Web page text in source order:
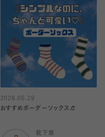
2026.05.29
おすすめボーダーソックス👒
靴下屋